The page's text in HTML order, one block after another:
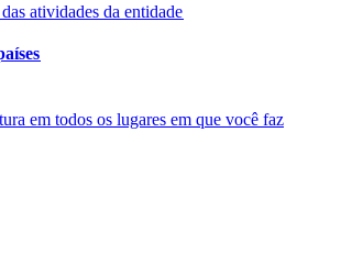
atividades da entidade​​
em todos os lugares em que você faz